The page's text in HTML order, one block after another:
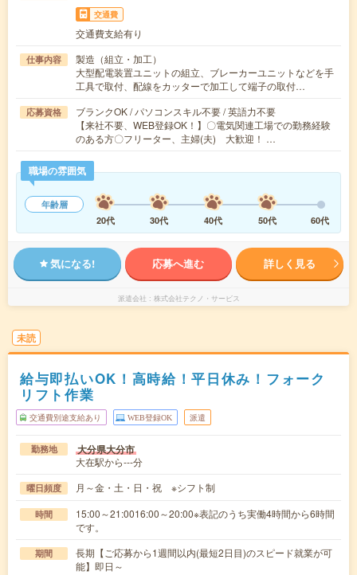
交通費
交通費支給有り
仕事内容
製造（組立・加工）
大型配電装置ユニットの組立、ブレーカーユニットなどを手
工具で取付、配線をカッターで加工して端子の取付…
応募資格
ブランクOK / パソコンスキル不要 / 英語力不要
【来社不要、WEB登録OK！】〇電気関連工場での勤務経験
のある方〇フリーター、主婦(夫) 大歓迎！ …
職場の雰囲気
年齢層
20代
30代 40代 50代 60代
気になる! 応募へ進む 詳しく見る
派遣会社 株式会社テクノ・サービス
未読
給与即払いOK！高時給！平日休み！フォーク
リフト作業
交通費別途支給あり WEB登録OK 派遣
勤務地 大分県大分市
大在駅から---分
曜日頻度 月～金・土・日・祝 ※シフト制
時間
15:00～21:0016:00～20:00※表記のうち実働4時間から6時間
です。
期間
長期【ご応募から1週間以内(最短2日目)のスピード就業が可
能】即日～